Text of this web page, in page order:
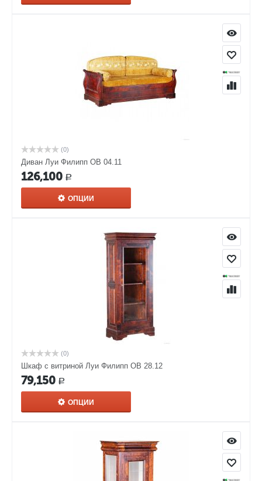
(0)
Диван Луи Филипп ОВ 04.11
126,100 Р
ОПЦИИ
(0)
Шкаф с витриной Луи Филипп ОВ 28.12
79,150 Р
ОПЦИИ